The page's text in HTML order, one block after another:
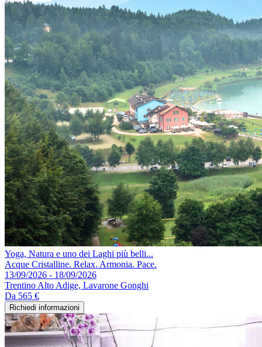
Yoga, Natura e uno dei Laghi più belli...
Acque Cristalline. Relax. Armonia. Pace.
13/09/2026 - 18/09/2026
Trentino Alto Adige, Lavarone Gonghi
Da 565 €
Richiedi informazioni